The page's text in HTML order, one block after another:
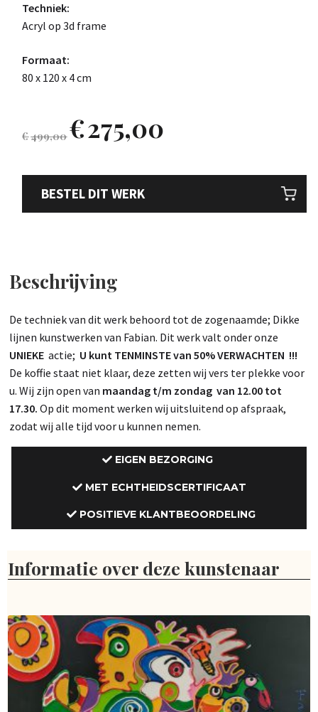
Techniek:
Acryl op 3d frame
Formaat:
80 x 120 x 4 cm
€499,00€275,00
BESTEL DIT WERK
Beschrijving
De techniek van dit werk behoord tot de zogenaamde; Dikke
lijnen kunstwerken van Fabian. Dit werk valt onder onze
UNIEKEactie; U kunt TENMINSTE van 50% VERWACHTEN !!!
De koffie staat niet klaar, deze zetten wij vers ter plekke voor
u. Wij zijn open van maandag t/m zondag van 12.00 tot
17.30. Op dit moment werken wij uitsluitend op afspraak,
zodat wij alle tijd voor u kunnen nemen.
EIGEN BEZORGING
MET ECHTHEIDSCERTIFICAAT
POSITIEVE KLANTBEOORDELING
Informatie over deze kunstenaar